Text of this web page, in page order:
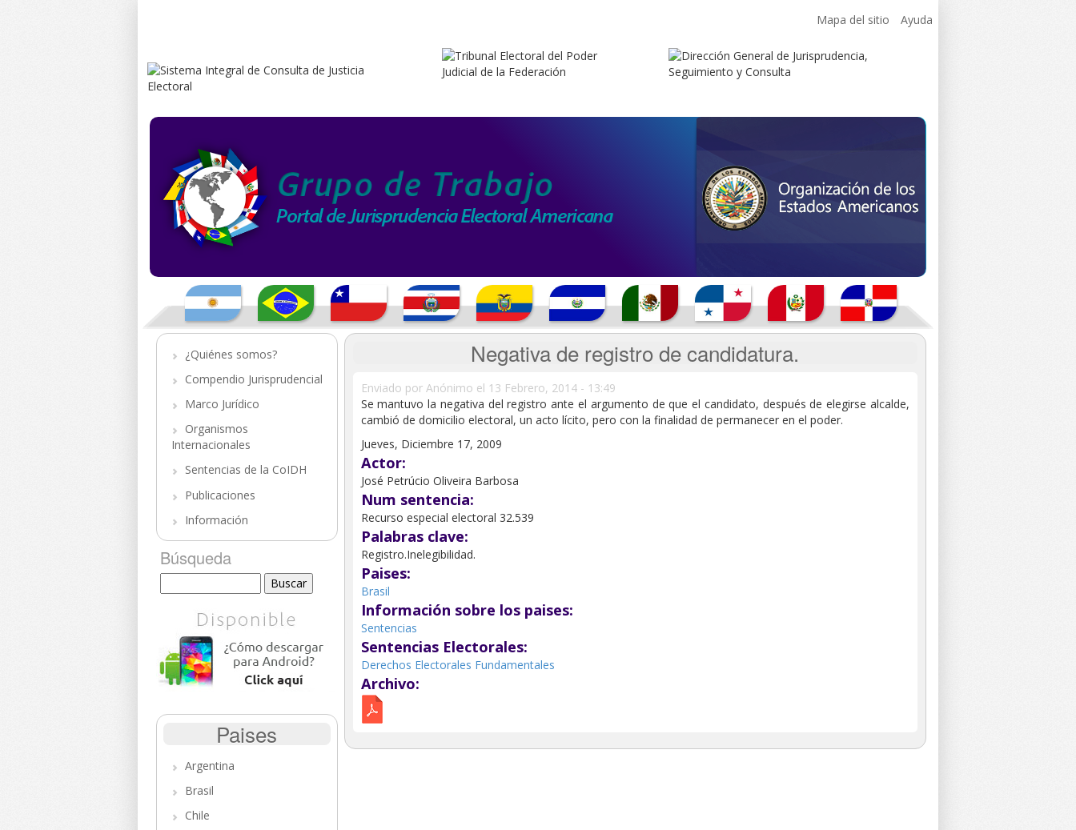
Mapa del sitio Ayuda
¿Quiénes somos?
Compendio Jurisprudencial
Marco Jurídico
Organismos
Internacionales
Sentencias de la CoIDH
Publicaciones
Información
Búsqueda
Paises
Argentina
Brasil
Chile
Negativa de registro de candidatura.
Enviado por Anónimo el 13 Febrero, 2014 - 13:49
Se mantuvo la negativa del registro ante el argumento de que el candidato, después de elegirse alcalde,
cambió de domicilio electoral, un acto lícito, pero con la finalidad de permanecer en el poder.
Jueves, Diciembre 17, 2009
Actor:
José Petrúcio Oliveira Barbosa
Num sentencia:
Recurso especial electoral 32.539
Palabras clave:
Registro.Inelegibilidad.
Paises:
Brasil
Información sobre los paises:
Sentencias
Sentencias Electorales:
Derechos Electorales Fundamentales
Archivo: